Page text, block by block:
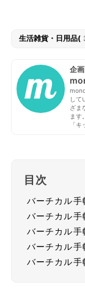
生活雑貨・日用
企
して
ざま
ます
「
目次
バーチカル手
バーチカル手
バーチカル手
バーチカル手
バーチカル